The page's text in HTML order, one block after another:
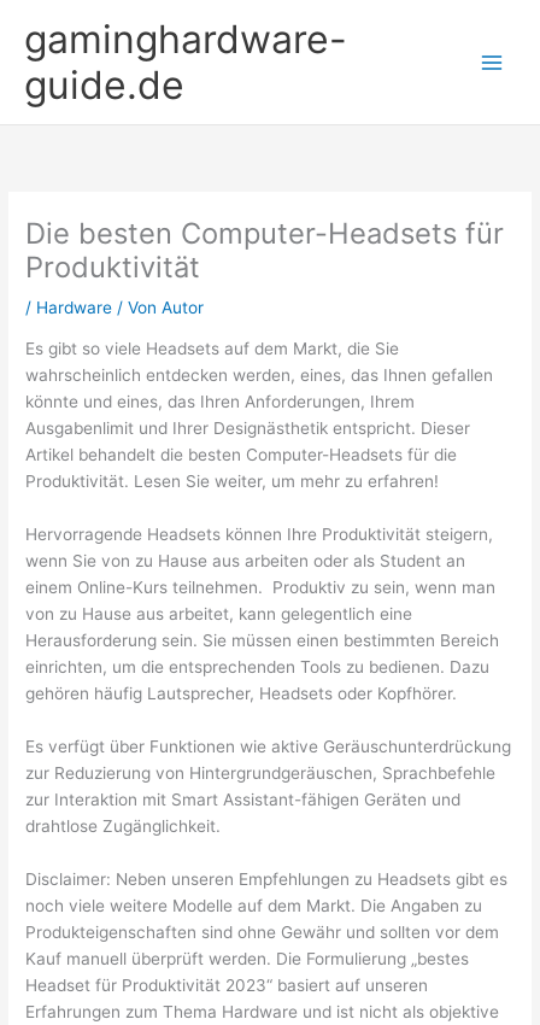
Inhalt
springen
gaminghardware-
guide.de
Die besten Computer-Headsets für
Produktivität
/ Hardware / VonAutor
Es gibt so viele Headsets auf dem Markt, die Sie
wahrscheinlich entdecken werden, eines, das Ihnen gefallen
könnte und eines, das Ihren Anforderungen, Ihrem
Ausgabenlimit und Ihrer Designästhetik entspricht. Dieser
Artikel behandelt die besten Computer-Headsets für die
Produktivität. Lesen Sie weiter, um mehr zu erfahren!
Hervorragende Headsets können Ihre Produktivität steigern,
wenn Sie von zu Hause aus arbeiten oder als Student an
einem Online-Kurs teilnehmen. Produktiv zu sein, wenn man
von zu Hause aus arbeitet, kann gelegentlich eine
Herausforderung sein. Sie müssen einen bestimmten Bereich
einrichten, um die entsprechenden Tools zu bedienen. Dazu
gehören häufig Lautsprecher, Headsets oder Kopfhörer.
Es verfügt über Funktionen wie aktive Geräuschunterdrückung
zur Reduzierung von Hintergrundgeräuschen, Sprachbefehle
zur Interaktion mit Smart Assistant-fähigen Geräten und
drahtlose Zugänglichkeit.
Disclaimer: Neben unseren Empfehlungen zu Headsets gibt es
noch viele weitere Modelle auf dem Markt. Die Angaben zu
Produkteigenschaften sind ohne Gewähr und sollten vor dem
Kauf manuell überprüft werden. Die Formulierung „bestes
Headset für Produktivität 2023“ basiert auf unseren
Erfahrungen zum Thema Hardware und ist nicht als objektive